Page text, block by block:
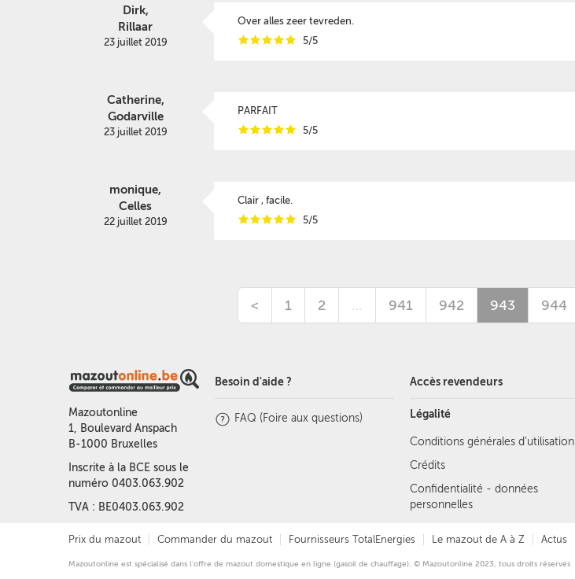
Dirk,
Rillaar
23 juillet 2019
Over alles zeer tevreden.
iiiii 5/5
Catherine,
Godarville
23 juillet 2019
PARFAIT
iiiii 5/5
monique,
Celles
22 juillet 2019
Clair , facile.
iiiii 5/5
< 1 2 … 941 942 943 944
Mazoutonline
1, Boulevard Anspach
B-1000 Bruxelles
Inscrite à la BCE sous le
numéro 0403.063.902
TVA : BE0403.063.902
Besoin d'aide ?
FAQ (Foire aux questions)
Accès revendeurs
Légalité
Conditions générales d'utilisation
Crédits
Confidentialité - données
personnelles
Prix du mazout Commander du mazout Fournisseurs TotalEnergies Le mazout de A à Z Actus
Mazoutonline est spécialisé dans l'offre de mazout domestique en ligne (gasoil de chauffage). © Mazoutonline 2023, tous droits réservés